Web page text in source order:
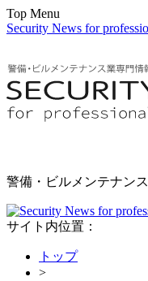
Top Menu
Security News for
警備・ビルメンテナン
サイト内位置：
トップ
>